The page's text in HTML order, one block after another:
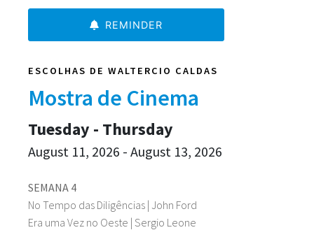
REMINDER
ESCOLHAS DE WALTERCIO CALDAS
Mostra de Cinema
SEMANA 4
No Tempo das Diligências | John Ford
Era uma Vez no Oeste | Sergio Leone
Tuesday - Thursday
August 11, 2026 - August 13, 2026